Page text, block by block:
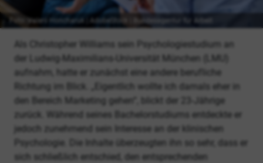
Foto: Valerii Honcharuk | AdobeStock | Bundesagentur für Arbeit
Als Christopher Williams sein Psychologiestudium an
der Ludwig-Maximilians-Universität München (LMU)
aufnahm, hatte er zunächst eine andere berufliche
Richtung im Blick. „Eigentlich wollte ich damals eher in
den Bereich Marketing gehen“, blickt der 23-Jährige
zurück. Während seines Bachelorstudiums entdeckte er
jedoch zunehmend sein Interesse an der klinischen
Psychologie. Die Inhalte überzeugten ihn so sehr, dass er
sich schließlich entschied, den entsprechenden